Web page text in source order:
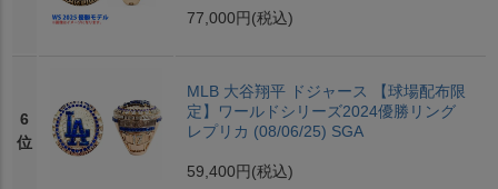
77,000円 (税込)
6
位
MLB 大谷翔平 ドジャース 【球場配布限
定】ワールドシリーズ2024優勝リング
レプリカ (08/06/25) SGA
59,400円 (税込)